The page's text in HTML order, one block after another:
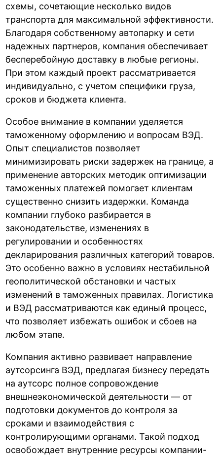
схемы, сочетающие несколько видов
транспорта для максимальной эффективности.
Благодаря собственному автопарку и сети
надежных партнеров, компания обеспечивает
бесперебойную доставку в любые регионы.
При этом каждый проект рассматривается
индивидуально, с учетом специфики груза,
сроков и бюджета клиента.
Особое внимание в компании уделяется
таможенному оформлению и вопросам ВЭД.
Опыт специалистов позволяет
минимизировать риски задержек на границе, а
применение авторских методик оптимизации
таможенных платежей помогает клиентам
существенно снизить издержки. Команда
компании глубоко разбирается в
законодательстве, изменениях в
регулировании и особенностях
декларирования различных категорий товаров.
Это особенно важно в условиях нестабильной
геополитической обстановки и частых
изменений в таможенных правилах. Логистика
и ВЭД рассматриваются как единый процесс,
что позволяет избежать ошибок и сбоев на
любом этапе.
Компания активно развивает направление
аутсорсинга ВЭД, предлагая бизнесу передать
на аутсорс полное сопровождение
внешнеэкономической деятельности — от
подготовки документов до контроля за
сроками и взаимодействия с
контролирующими органами. Такой подход
освобождает внутренние ресурсы компании-